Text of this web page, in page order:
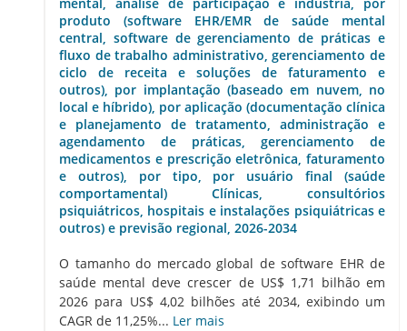
mental, análise de participação e indústria, por
produto (software EHR/EMR de saúde mental
central, software de gerenciamento de práticas e
fluxo de trabalho administrativo, gerenciamento de
ciclo de receita e soluções de faturamento e
outros), por implantação (baseado em nuvem, no
local e híbrido), por aplicação (documentação clínica
e planejamento de tratamento, administração e
agendamento de práticas, gerenciamento de
medicamentos e prescrição eletrônica, faturamento
e outros), por tipo, por usuário final (saúde
comportamental) Clínicas, consultórios
psiquiátricos, hospitais e instalações psiquiátricas e
outros) e previsão regional, 2026-2034
O tamanho do mercado global de software EHR de
saúde mental deve crescer de US$ 1,71 bilhão em
2026 para US$ 4,02 bilhões até 2034, exibindo um
CAGR de 11,25%... Ler mais